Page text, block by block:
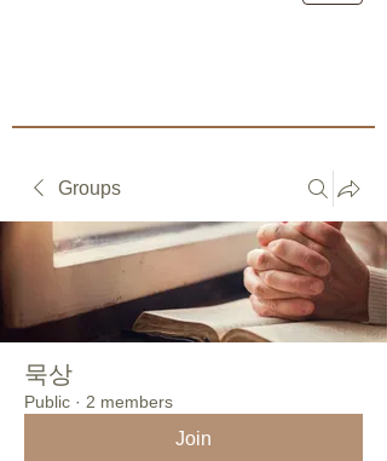
Groups
묵상
Public · 2 members
Join